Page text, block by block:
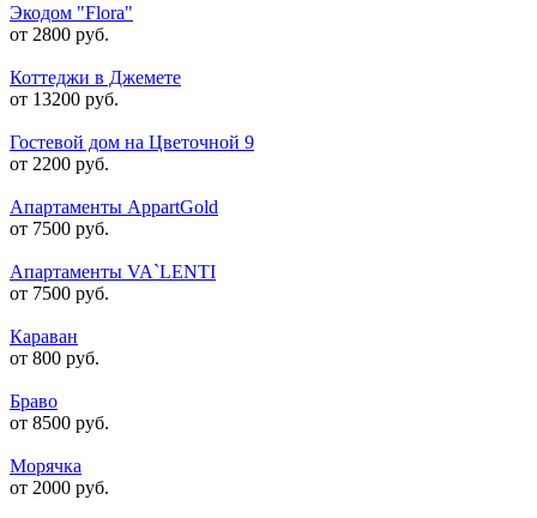
Экодом "Flora"
от 2800 руб.
Коттеджи в Джемете
от 13200 руб.
Гостевой дом на Цветочной 9
от 2200 руб.
Апартаменты AppartGold
от 7500 руб.
Апартаменты VA`LENTI
от 7500 руб.
Караван
от 800 руб.
Браво
от 8500 руб.
Морячка
от 2000 руб.